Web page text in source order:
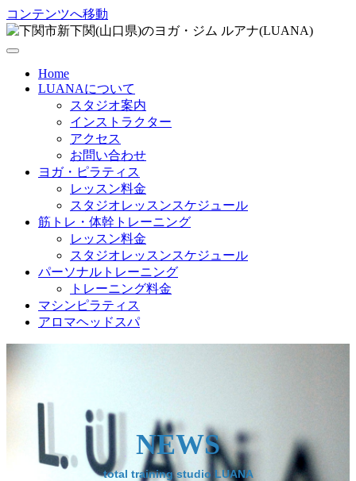
コンテンツへ移動
Home
LUANAについて
スタジオ案内
インストラクター
アクセス
お問い合わせ
ヨガ・ピラティス
レッスン料金
スタジオレッスンスケジュール
筋トレ・体幹トレーニング
レッスン料金
スタジオレッスンスケジュール
パーソナルトレーニング
トレーニング料金
マシンピラティス
アロマヘッドスパ
NEWS
total training studio LUANA